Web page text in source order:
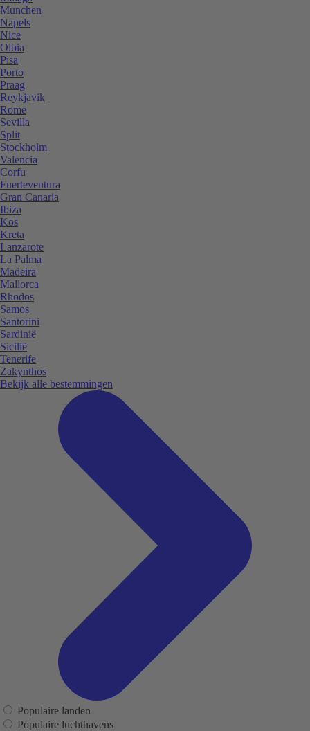
Munchen
Napels
Nice
Olbia
Pisa
Porto
Praag
Reykjavik
Rome
Sevilla
Split
Stockholm
Valencia
Corfu
Fuerteventura
Gran Canaria
Ibiza
Kos
Kreta
Lanzarote
La Palma
Madeira
Mallorca
Rhodos
Samos
Santorini
Sardinië
Sicilië
Tenerife
Zakynthos
Bekijk alle bestemmingen
Populaire landen
Populaire luchthavens